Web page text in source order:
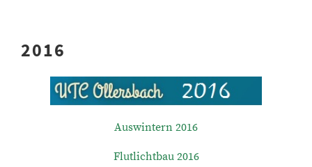
2016
Auswintern 2016
Flutlichtbau 2016